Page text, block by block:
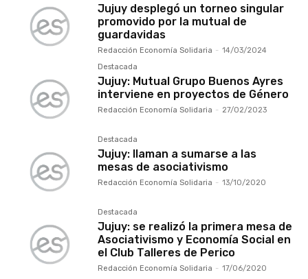
Jujuy desplegó un torneo singular
promovido por la mutual de
guardavidas
Redacción Economía Solidaria - 14/03/2024
Destacada
Jujuy: Mutual Grupo Buenos Ayres
interviene en proyectos de Género
Redacción Economía Solidaria - 27/02/2023
Destacada
Jujuy: llaman a sumarse a las
mesas de asociativismo
Redacción Economía Solidaria - 13/10/2020
Destacada
Jujuy: se realizó la primera mesa de
Asociativismo y Economía Social en
el Club Talleres de Perico
Redacción Economía Solidaria - 17/06/2020